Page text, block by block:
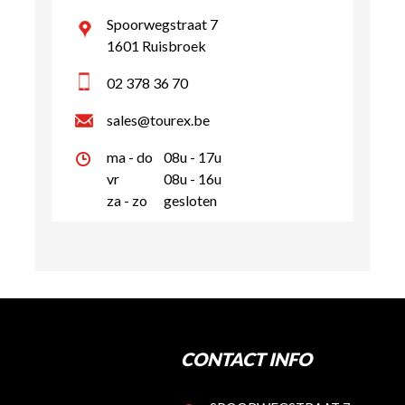
Spoorwegstraat 7
1601 Ruisbroek
02 378 36 70
sales@tourex.be
ma - do
08u - 17u
vr
08u - 16u
za - zo
gesloten
CONTACT INFO